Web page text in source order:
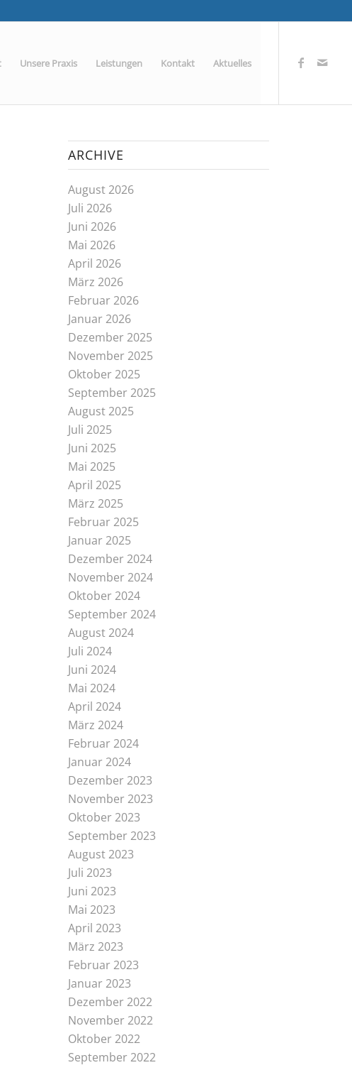
Unsere Praxis Leistungen Kontakt Aktuelles
ARCHIVE
August 2026
Juli 2026
Juni 2026
Mai 2026
April 2026
März 2026
Februar 2026
Januar 2026
Dezember 2025
November 2025
Oktober 2025
September 2025
August 2025
Juli 2025
Juni 2025
Mai 2025
April 2025
März 2025
Februar 2025
Januar 2025
Dezember 2024
November 2024
Oktober 2024
September 2024
August 2024
Juli 2024
Juni 2024
Mai 2024
April 2024
März 2024
Februar 2024
Januar 2024
Dezember 2023
November 2023
Oktober 2023
September 2023
August 2023
Juli 2023
Juni 2023
Mai 2023
April 2023
März 2023
Februar 2023
Januar 2023
Dezember 2022
November 2022
Oktober 2022
September 2022